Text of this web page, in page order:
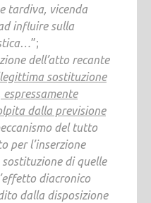
tardiva, vicenda
influire sulla
”;
dell’atto recante
sostituzione
dalla previsione
del tutto
per l’inserzione
di quelle
diacronico
dalla disposizione